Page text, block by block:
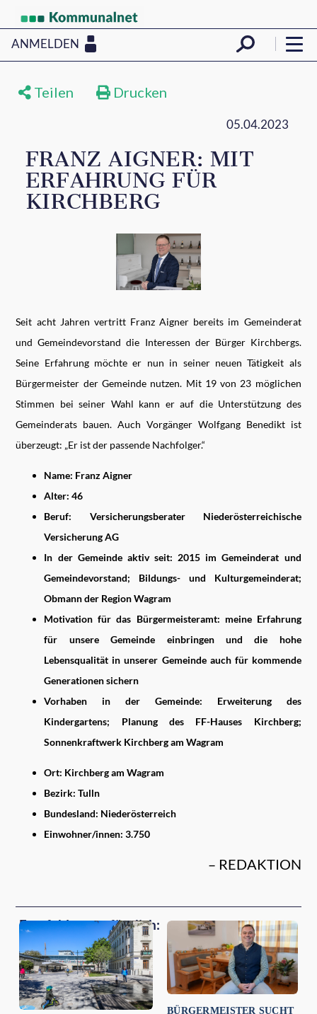
ANMELDEN
Teilen Drucken
05.04.2023
FRANZ AIGNER: MIT
ERFAHRUNG FÜR
KIRCHBERG
Seit acht Jahren vertritt Franz Aigner bereits im Gemeinderat
und Gemeindevorstand die Interessen der Bürger Kirchbergs.
Seine Erfahrung möchte er nun in seiner neuen Tätigkeit als
Bürgermeister der Gemeinde nutzen. Mit 19 von 23 möglichen
Stimmen bei seiner Wahl kann er auf die Unterstützung des
Gemeinderats bauen. Auch Vorgänger Wolfgang Benedikt ist
überzeugt: „Er ist der passende Nachfolger.“
Name: Franz Aigner
Alter: 46
Beruf: Versicherungsberater Niederösterreichische
Versicherung AG
In der Gemeinde aktiv seit: 2015 im Gemeinderat und
Gemeindevorstand; Bildungs- und Kulturgemeinderat;
Obmann der Region Wagram
Motivation für das Bürgermeisteramt: meine Erfahrung
für unsere Gemeinde einbringen und die hohe
Lebensqualität in unserer Gemeinde auch für kommende
Generationen sichern
Vorhaben in der Gemeinde: Erweiterung des
Kindergartens; Planung des FF-Hauses Kirchberg;
Sonnenkraftwerk Kirchberg am Wagram
Ort: Kirchberg am Wagram
Bezirk: Tulln
Bundesland: Niederösterreich
Einwohner/innen: 3.750
– REDAKTION
Empfehlungen für dich:
BÜRGERMEISTER SUCHT